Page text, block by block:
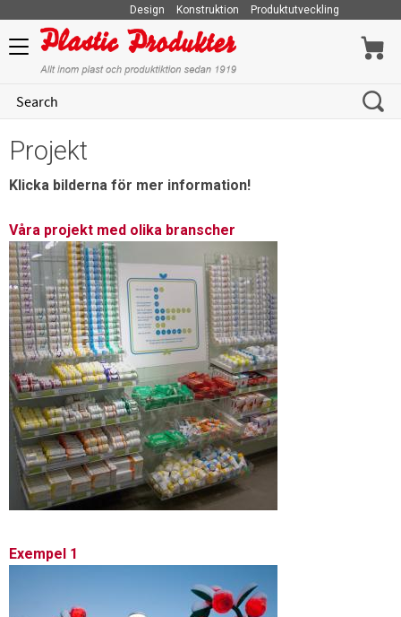
Menu
Design Konstruktion Produktutveckling
Projekt
Klicka bilderna för mer information!
Våra projekt med olika branscher
Exempel 1